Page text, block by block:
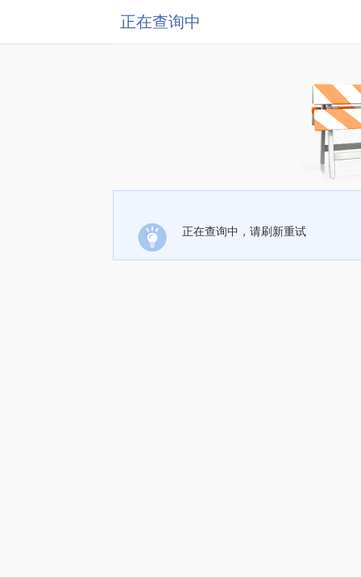
正在查询中
正在查询中，请刷新重试